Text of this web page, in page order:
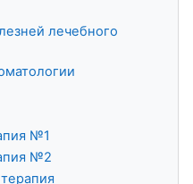
лечебного
№1
№2